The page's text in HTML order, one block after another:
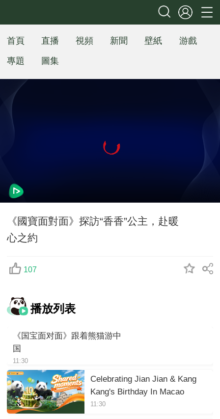
首頁 直播 視頻 新聞 壁紙
游戲
專題
圖集
《國寶面對面》探訪“香香”公主，赴暖
心之約
107
播放列表
《国宝面对面》跟着熊猫游中
国
11:30
Celebrating Jian Jian & Kang
Kang's Birthday In Macao
11:30